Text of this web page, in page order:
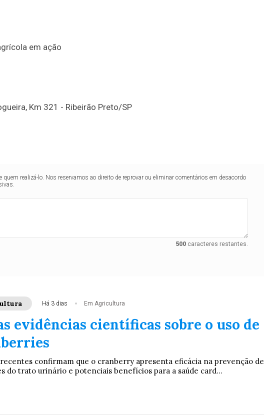
em ação
Km 321 - Ribeirão Preto/SP
realizá-lo. Nos reservamos ao direito de reprovar ou eliminar comentários em desacordo
500caracteres restantes.
Há 3 dias Em Agricultura
evidências científicas sobre o uso de
confirmam que o cranberry apresenta eficácia na prevenção de
do trato urinário e potenciais benefícios para a saúde card...